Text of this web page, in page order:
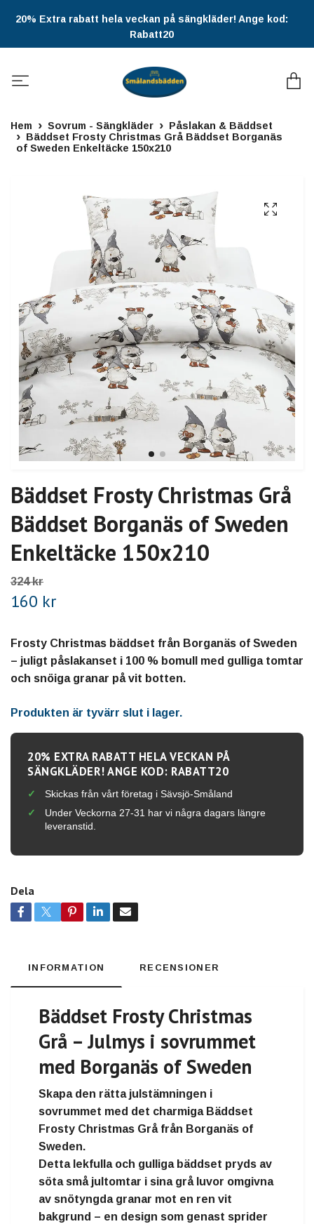
20% Extra rabatt hela veckan på sängkläder! Ange kod:
Rabatt20
Hem Sovrum - Sängkläder
Påslakan & Bäddset
Bäddset Frosty Christmas Grå Bäddset Borganäs
of Sweden Enkeltäcke 150x210
Bäddset Frosty Christmas Grå
Bäddset Borganäs of Sweden
Enkeltäcke 150x210
324 kr
160 kr
Frosty Christmas bäddset från Borganäs of Sweden
– juligt påslakanset i 100 % bomull med gulliga tomtar
och snöiga granar på vit botten.
Produkten är tyvärr slut i lager.
20% EXTRA RABATT HELA VECKAN PÅ
SÄNGKLÄDER! ANGE KOD: RABATT20
Skickas från vårt företag i Sävsjö-Småland
Under Veckorna 27-31 har vi några dagars längre
leveranstid.
Dela
INFORMATION RECENSIONER
Bäddset Frosty Christmas
Grå – Julmys i sovrummet
med Borganäs of Sweden
Skapa den rätta julstämningen i
sovrummet med det charmiga Bäddset
Frosty Christmas Gråfrån Borganäs of
Sweden.
Detta lekfulla och gulliga bäddset pryds av
söta små jultomtar i sina grå luvor omgivna
av snötyngda granar mot en ren vit
bakgrund – en design som genast sprider